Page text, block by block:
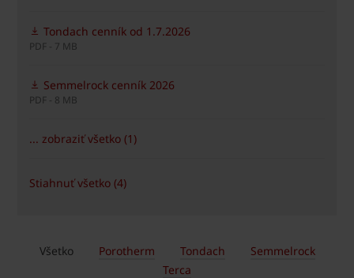
Tondach cenník od 1.7.2026
PDF - 7 MB
Semmelrock cenník 2026
PDF - 8 MB
... zobraziť všetko (1)
Stiahnuť všetko (4)
Všetko Porotherm Tondach
Semmelrock
Terca